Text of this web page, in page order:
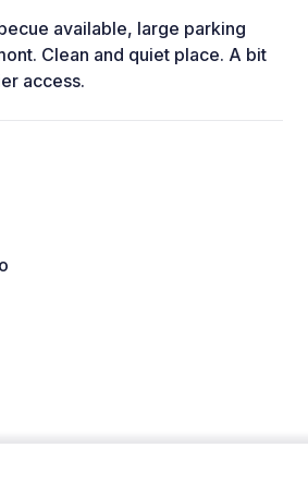
available, large parking
Clean and quiet place. A bit
access.